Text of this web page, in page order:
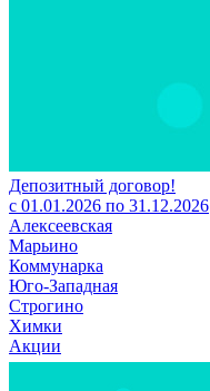
Депозитный договор!
с 01.01.2026 по 31.12.2026
Алексеевская
Марьино
Коммунарка
Юго-Западная
Строгино
Химки
Акции